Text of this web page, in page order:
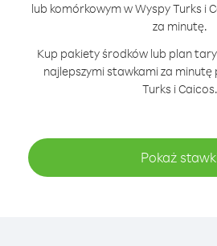
lub komórkowym w Wyspy Turks i
za minutę.
Kup pakiety środków lub plan
najlepszymi stawkami za minutę
Turks i Caicos.
Pokaż